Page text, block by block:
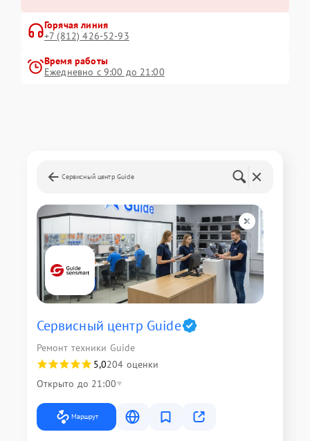
Горячая линия
+7 (812) 426-52-93
Время работы
Ежедневно с 9:00 до 21:00
Сервисный центр Guide
Сервисный центр Guide
Ремонт техники Guide
5,0204 оценки
Открыто до 21:00
Маршрут